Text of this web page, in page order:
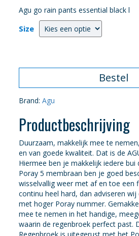
Agu go rain pants essential black l
Size
Bestel
Brand:Agu
Productbeschrijving
Duurzaam, makkelijk mee te
en van goede kwaliteit. Dat is de
Hiermee ben je makkelijk iedere bui
Poray 5 membraan ben je goed
wisselvallig weer met af en toe een
continu heel hard, dan adviseren wij
met hoger Poray nummer.
mee te nemen in het handige,
waarin de regenbroek perfect past.
Regenbroek is uitegerust met het